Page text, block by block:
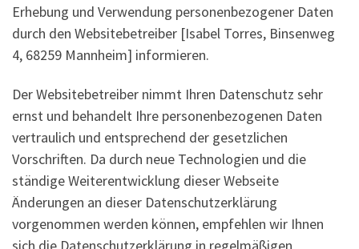
Erhebung und Verwendung personenbezogener Daten
durch den Websitebetreiber [Isabel Torres, Binsenweg
4, 68259 Mannheim] informieren.
Der Websitebetreiber nimmt Ihren Datenschutz sehr
ernst und behandelt Ihre personenbezogenen Daten
vertraulich und entsprechend der gesetzlichen
Vorschriften. Da durch neue Technologien und die
ständige Weiterentwicklung dieser Webseite
Änderungen an dieser Datenschutzerklärung
vorgenommen werden können, empfehlen wir Ihnen